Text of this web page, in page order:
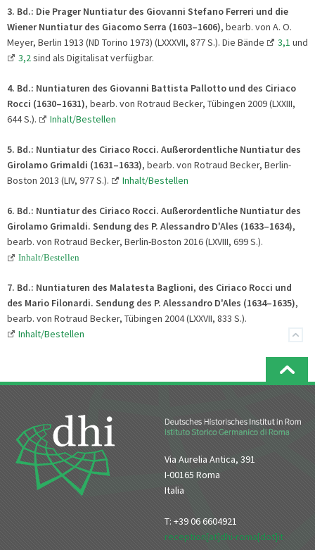
3. Bd.: Die Prager Nuntiatur des Giovanni Stefano Ferreri und die
Wiener Nuntiatur des Giacomo Serra (1603–1606), bearb. von A. O.
Meyer, Berlin 1913 (ND Torino 1973) (LXXXVII, 877 S.). Die Bände
3,1 und
3,2 sind als Digitalisat verfügbar.
4. Bd.: Nuntiaturen des Giovanni Battista Pallotto und des Ciriaco
Rocci (1630–1631), bearb. von Rotraud Becker, Tübingen 2009 (LXXIII,
644 S.).
Inhalt/Bestellen
5. Bd.: Nuntiatur des Ciriaco Rocci. Außerordentliche Nuntiatur des
Girolamo Grimaldi (1631–1633), bearb. von Rotraud Becker, Berlin-
Boston 2013 (LIV, 977 S.).
Inhalt/Bestellen
6. Bd.: Nuntiatur des Ciriaco Rocci. Außerordentliche Nuntiatur des
Girolamo Grimaldi. Sendung des P. Alessandro D'Ales (1633–1634),
bearb. von Rotraud Becker, Berlin-Boston 2016 (LXVIII, 699 S.).
Inhalt/Bestellen
7. Bd.: Nuntiaturen des Malatesta Baglioni, des Ciriaco Rocci und
des Mario Filonardi. Sendung des P. Alessandro D'Ales (1634–1635),
bearb. von Rotraud Becker, Tübingen 2004 (LXXVII, 833 S.).
Inhalt/Bestellen
Via Aurelia Antica, 391
I-00165 Roma
Italia
T: +39 06 6604921
reception[at]dhi-roma[dot]it